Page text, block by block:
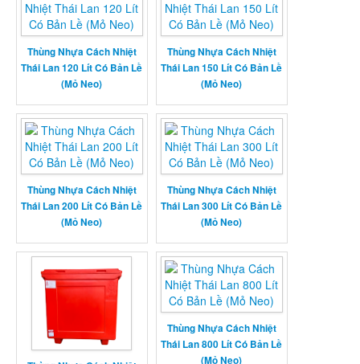
Thùng Nhựa Cách Nhiệt
Thái Lan 120 Lít Có Bản Lề
(Mỏ Neo)
Thùng Nhựa Cách Nhiệt
Thái Lan 150 Lít Có Bản Lề
(Mỏ Neo)
Thùng Nhựa Cách Nhiệt
Thái Lan 200 Lít Có Bản Lề
(Mỏ Neo)
Thùng Nhựa Cách Nhiệt
Thái Lan 300 Lít Có Bản Lề
(Mỏ Neo)
Thùng Nhựa Cách Nhiệt
Thái Lan 800 Lít Có Bản Lề
(Mỏ Neo)